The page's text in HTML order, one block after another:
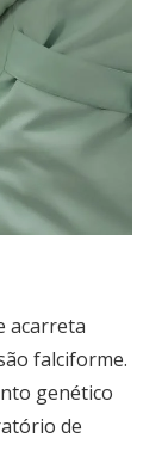
acarreta
falciforme.
genético
de